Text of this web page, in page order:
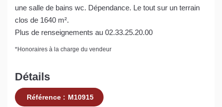
une salle de bains wc. Dépendance. Le tout sur un terrain
clos de 1640 m².
Plus de renseignements au 02.33.25.20.00
*Honoraires à la charge du vendeur
Détails
Référence : M10915